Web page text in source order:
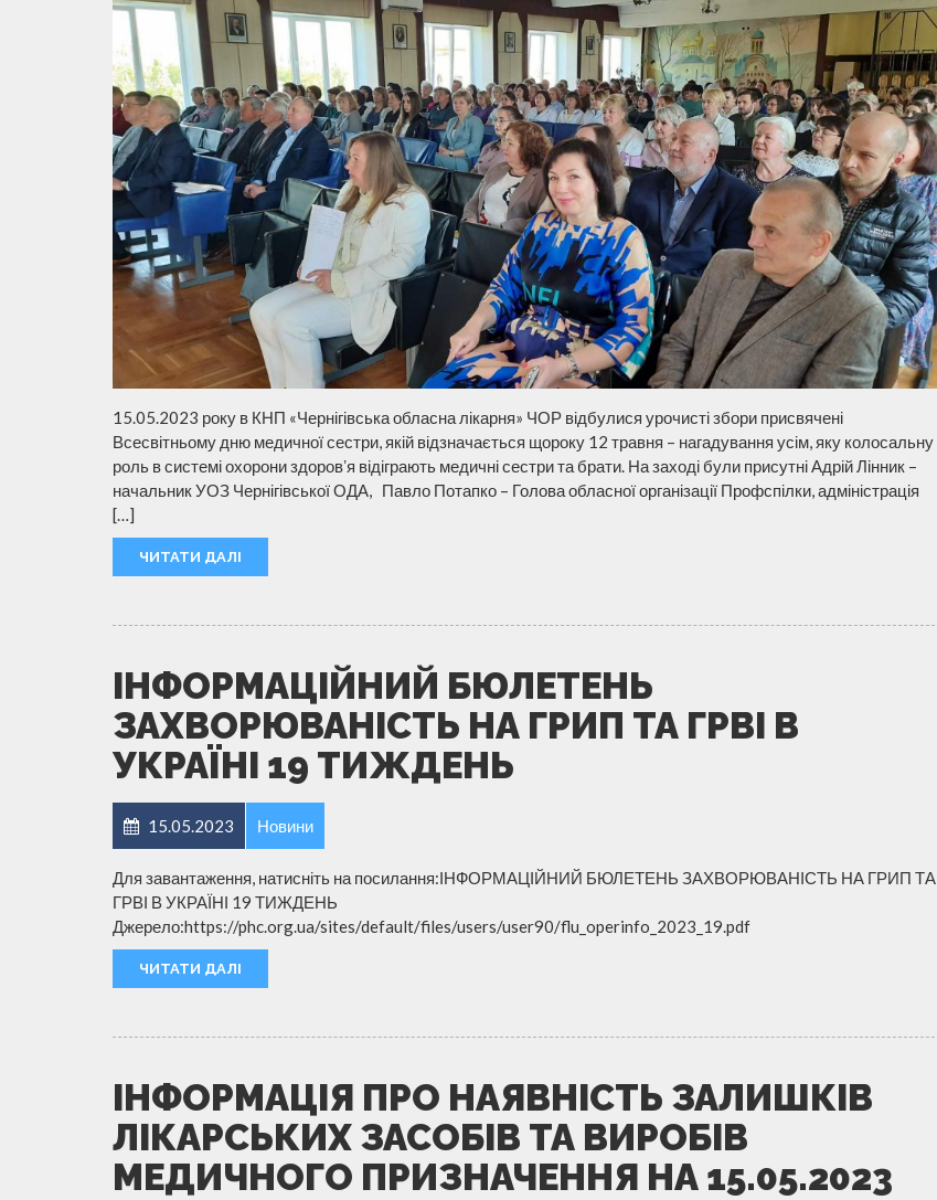
15.05.2023 року в КНП «Чернігівська обласна лікарня» ЧОР відбулися урочисті збори присвячені
Всесвітньому дню медичної сестри, якій відзначається щороку 12 травня – нагадування усім, яку колосальну
роль в системі охорони здоровʼя відіграють медичні сестри та брати. На заході були присутні Адрій Лінник –
начальник УОЗ Чернігівської ОДА, Павло Потапко – Голова обласної організації Профспілки, адміністрація
[…]
ЧИТАТИ ДАЛІ
ІНФОРМАЦІЙНИЙ БЮЛЕТЕНЬ
ЗАХВОРЮВАНІСТЬ НА ГРИП ТА ГРВІ В
УКРАЇНІ 19 ТИЖДЕНЬ
15.05.2023 Новини
Для завантаження, натисніть на посилання:ІНФОРМАЦІЙНИЙ БЮЛЕТЕНЬ ЗАХВОРЮВАНІСТЬ НА ГРИП ТА
ГРВІ В УКРАЇНІ 19 ТИЖДЕНЬ
Джерело:https://phc.org.ua/sites/default/files/users/user90/flu_operinfo_2023_19.pdf
ЧИТАТИ ДАЛІ
ІНФОРМАЦІЯ ПРО НАЯВНІСТЬ ЗАЛИШКІВ
ЛІКАРСЬКИХ ЗАСОБІВ ТА ВИРОБІВ
МЕДИЧНОГО ПРИЗНАЧЕННЯ НА 15.05.2023